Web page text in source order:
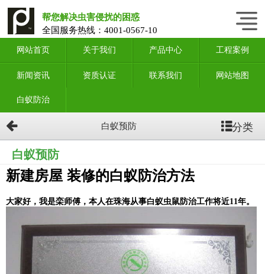
帮您解决虫害侵扰的困惑
全国服务热线：4001-0567-10
网站首页 关于我们 产品中心 工程案例
新闻资讯 资质认证 联系我们 网站地图
白蚁防治
白蚁预防 分类
白蚁预防
新建房屋 装修的白蚁防治方法
大家好，我是栾师傅，本人在珠海从事白蚁虫鼠防治工作将近11年。